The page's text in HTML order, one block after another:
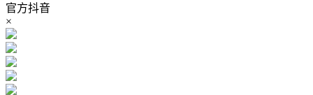
官方抖音
×